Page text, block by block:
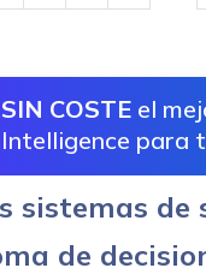
SIN COSTE el
para
sistemas
de